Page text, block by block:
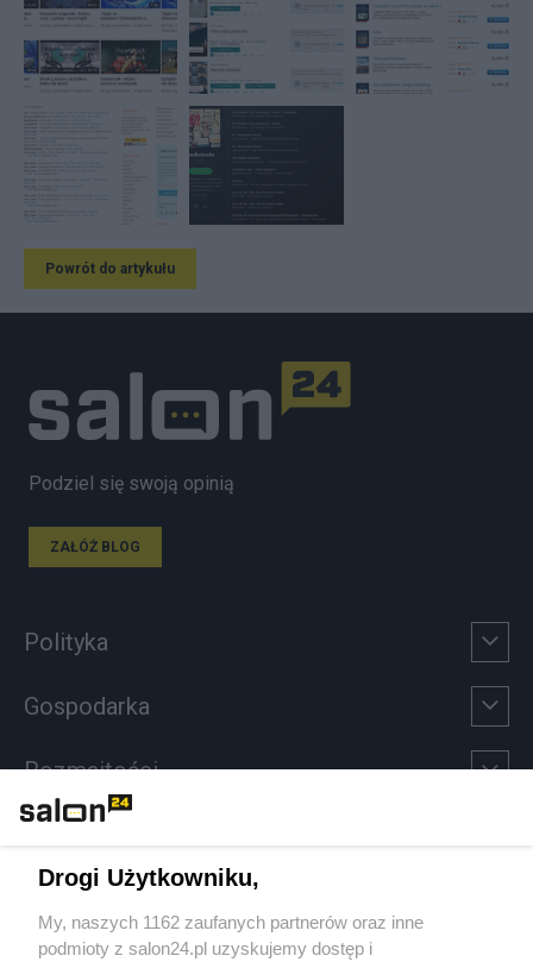
Powrót do artykułu
Podziel się swoją opinią
ZAŁÓŻ BLOG
Polityka
Gospodarka
Rozmaitości
Sport
Drogi Użytkowniku,
My, naszych 1162 zaufanych partnerów oraz inne
podmioty z salon24.pl uzyskujemy dostęp i